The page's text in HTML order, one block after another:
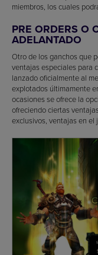
miembros, los cuales
PRE ORDERS O
ADELANTADO
Otro de los ganchos que
ventajas especiales para
lanzado oficialmente al
explotados últimamente
ocasiones se ofrece la
ofreciendo ciertas
exclusivos, ventajas en el